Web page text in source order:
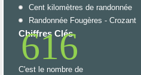
Cent kilomètres de randonnée
Randonnée Fougères - Crozant
Chiffres Clés
616
C'est le nombre de